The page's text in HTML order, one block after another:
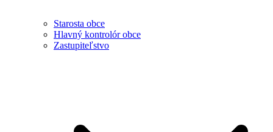
Starosta obce
Hlavný kontrolór obce
Zastupiteľstvo